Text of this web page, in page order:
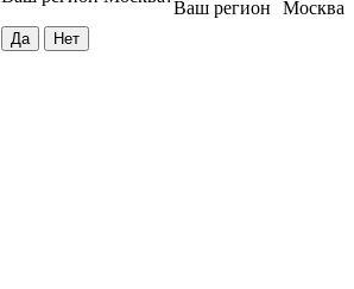
Москва
Ваш регион